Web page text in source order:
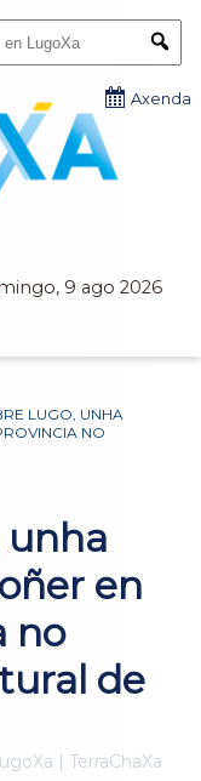
9 ago 2026
Axenda
LUGO, UNHA
NO
unha
en
no
de
| TerraChaXa